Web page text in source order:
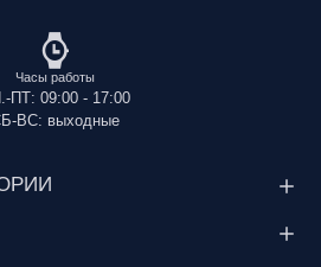
Часы работы
ПТ: 09:00 - 17:00
ВС: выходные